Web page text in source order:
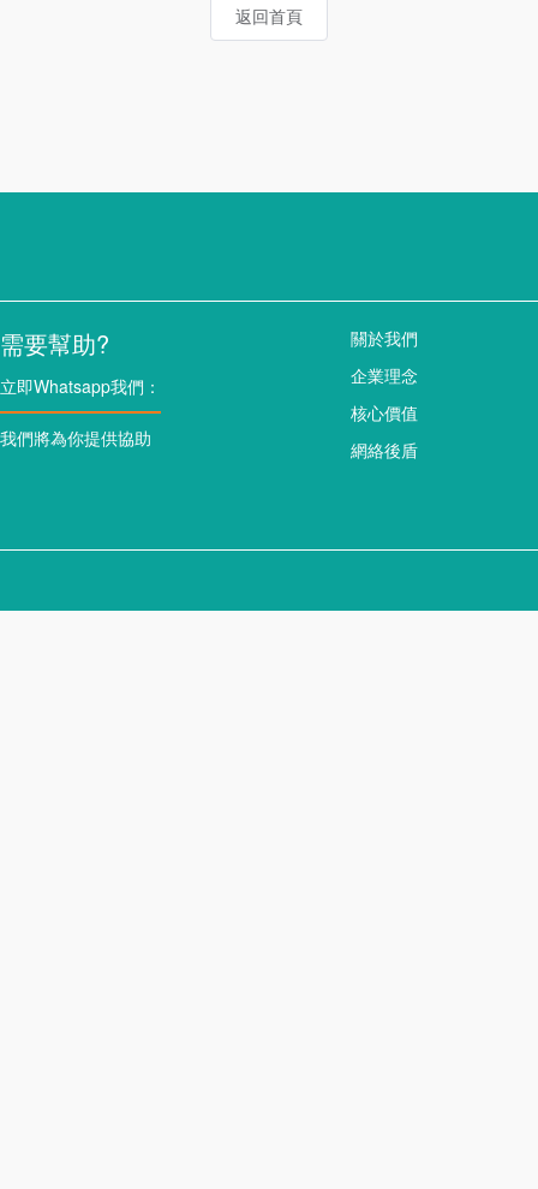
返回首頁
需要幫助?
立即Whatsapp我們：
我們將為你提供協助
關於我們
企業理念
核心價值
網絡後盾